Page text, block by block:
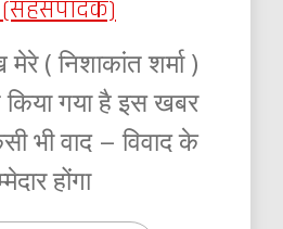
(सहसंपादक)
( निशाकांत शर्मा )
किया गया है इस खबर
भी वाद – विवाद के
होंगा